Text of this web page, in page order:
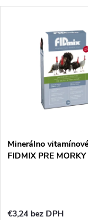
Minerálno
FIDMIX PRE
€3,24 bez DPH